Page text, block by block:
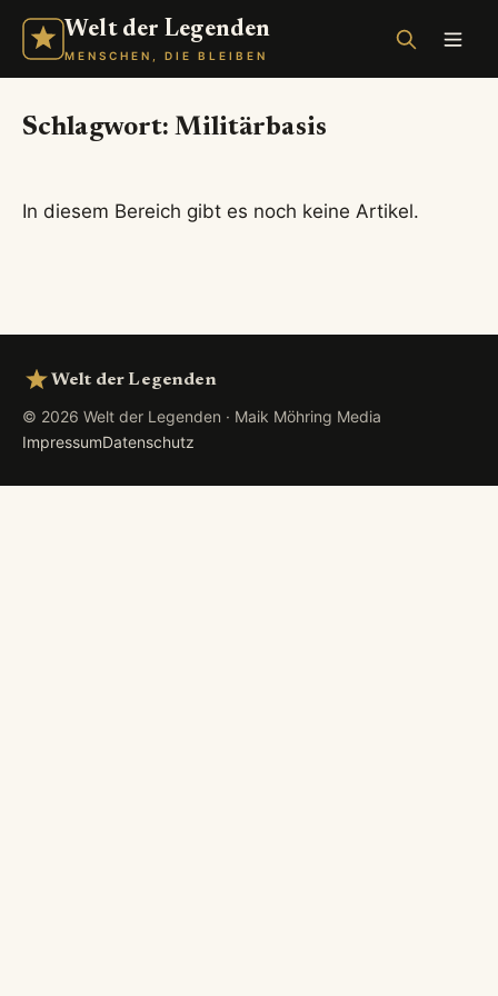
Welt der Legenden
MENSCHEN, DIE BLEIBEN
Schlagwort:Militärbasis
In diesem Bereich gibt es noch keine Artikel.
Welt der Legenden
© 2026 Welt der Legenden · Maik Möhring Media
ImpressumDatenschutz